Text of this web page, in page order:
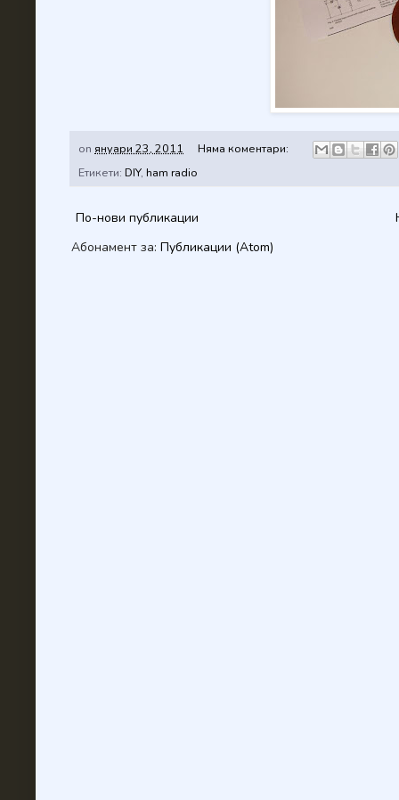
on януари 23, 2011
Няма коментари:
Етикети: DIY, ham radio
По-нови публикации
Абонамент за: Публикации (Atom)